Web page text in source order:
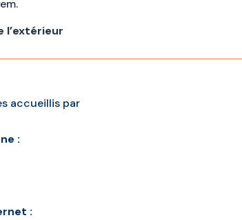
l’extérieur
accueillis par
:
: